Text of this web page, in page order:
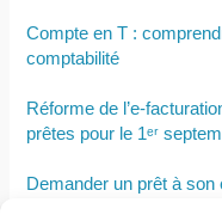
Compte en T :
comptabilité
Réforme de l’e-
prêtes pour le 1ᵉʳ
Demander un prêt à